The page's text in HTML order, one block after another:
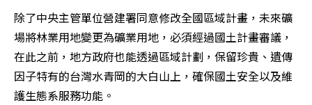
除了中央主管單位營建署同意修改全國區域計畫，未來礦
場將林業用地變更為礦業用地，必須經過國土計畫審議，
在此之前，地方政府也能透過區域計劃，保留珍貴、遺傳
因子特有的台灣水青岡的大白山上，確保國土安全以及維
護生態系服務功能。